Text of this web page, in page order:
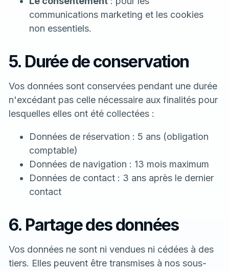
communications marketing et les cookies
non essentiels.
5. Durée de conservation
Vos données sont conservées pendant une durée
n'excédant pas celle nécessaire aux finalités pour
lesquelles elles ont été collectées :
Données de réservation : 5 ans (obligation
comptable)
Données de navigation : 13 mois maximum
Données de contact : 3 ans après le dernier
contact
6. Partage des données
Vos données ne sont ni vendues ni cédées à des
tiers. Elles peuvent être transmises à nos sous-